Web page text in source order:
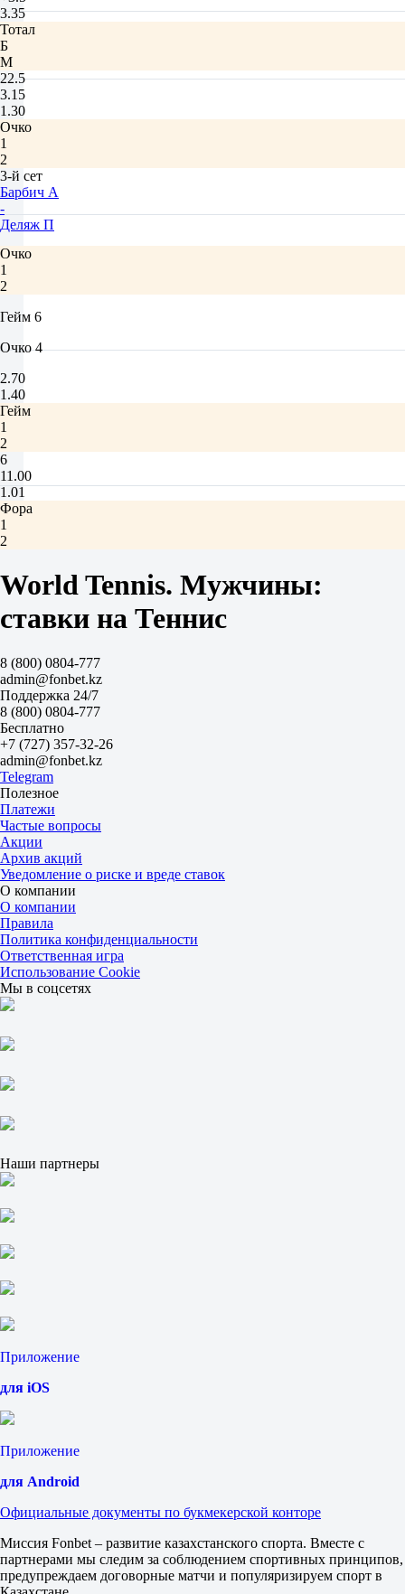
3.35
Тотал
Б
М
22.5
3.15
1.30
Очко
1
2
3-й сет
Барбич А
-
Деляж П
Очко
1
2
Гейм 6
Очко 4
2.70
1.40
Гейм
1
2
6
11.00
1.01
Фора
1
2
-
Пенцлин Ю
Фора
+5.5
1.30
-5.5
3.05
Тотал
Б
М
18.5
1.30
3.15
Сеты
Ф1
Ф2
+1.5
9.00
1.03
Сеты
Б
М
2.5
9.00
1.03
2
-
Фикс Д
1
1.38
2.80
-3.5
+3.5
Тотал
М
1.85
1.85
Сеты
Ф1
Ф2
-1.5
2.02
Сеты
М
2.40
Бельгия
1
2
World Tennis. Мужчины:
ставки на Теннис
8 (800) 0804-777
admin@fonbet.kz
Поддержка 24/7
8 (800) 0804-777
Бесплатно
+7 (727) 357-32-26
admin@fonbet.kz
Telegram
Полезное
Платежи
Частые вопросы
Акции
Архив акций
Уведомление о риске и вреде ставок
О компании
О компании
Правила
Политика конфиденциальности
Ответственная игра
Использование Cookie
Мы в соцсетях
Наши партнеры
Приложение
для iOS
Приложение
для Android
Официальные документы по букмекерской конторе
Миссия Fonbet – развитие казахстанского спорта. Вместе с
партнерами мы следим за соблюдением спортивных принципов,
предупреждаем договорные матчи и популяризируем спорт в